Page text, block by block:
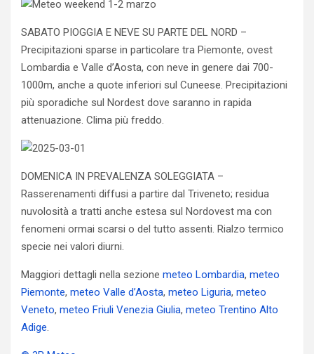
SABATO PIOGGIA E NEVE SU PARTE DEL NORD –
Precipitazioni sparse in particolare tra Piemonte, ovest
Lombardia e Valle d’Aosta, con neve in genere dai 700-
1000m, anche a quote inferiori sul Cuneese. Precipitazioni
più sporadiche sul Nordest dove saranno in rapida
attenuazione. Clima più freddo.
DOMENICA IN PREVALENZA SOLEGGIATA –
Rasserenamenti diffusi a partire dal Triveneto; residua
nuvolosità a tratti anche estesa sul Nordovest ma con
fenomeni ormai scarsi o del tutto assenti. Rialzo termico
specie nei valori diurni.
Maggiori dettagli nella sezione meteo Lombardia, meteo
Piemonte, meteo Valle d’Aosta, meteo Liguria, meteo
Veneto, meteo Friuli Venezia Giulia, meteo Trentino Alto
Adige.